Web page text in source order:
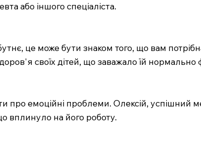
або іншого спеціаліста.
це може бути знаком того, що вам
своїх дітей, що заважало їй нормально
про емоційні проблеми. Олексій, успішний
вплинуло на його роботу.